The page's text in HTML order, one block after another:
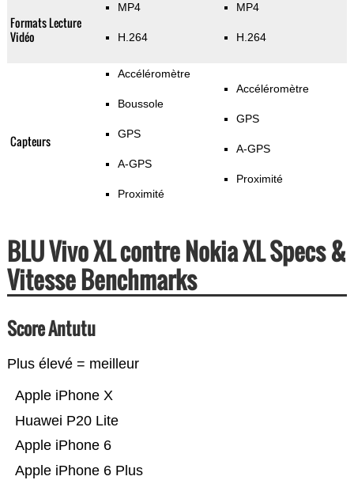
Formats Lecture
Vidéo
MP4
H.264
MP4
H.264
Capteurs
Accéléromètre
Boussole
GPS
A-GPS
Proximité
Accéléromètre
GPS
A-GPS
Proximité
BLU Vivo XL contre Nokia XL Specs &
Vitesse Benchmarks
Score Antutu
Plus élevé = meilleur
Apple iPhone 6 Plus
Apple iPhone 6
Huawei P20 Lite
Apple iPhone X